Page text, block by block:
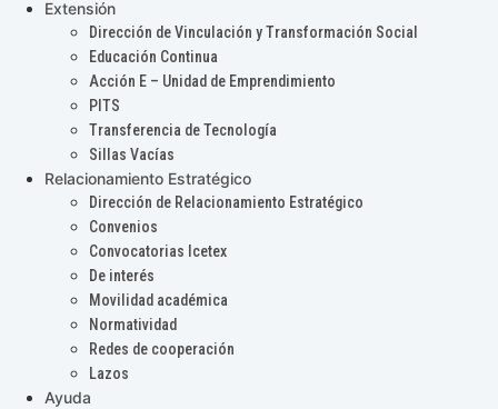
Extensión
Dirección de Vinculación y Transformación Social
Educación Continua
Acción E – Unidad de Emprendimiento
PITS
Transferencia de Tecnología
Sillas Vacías
Relacionamiento Estratégico
Dirección de Relacionamiento Estratégico
Convenios
Convocatorias Icetex
De interés
Movilidad académica
Normatividad
Redes de cooperación
Lazos
Ayuda